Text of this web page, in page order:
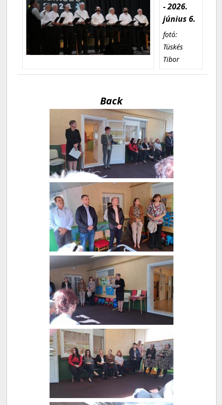
- 2026.
június 6.
fotó:
Tüskés
Tibor
Back